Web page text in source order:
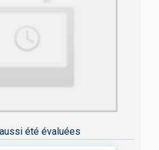
été évaluées